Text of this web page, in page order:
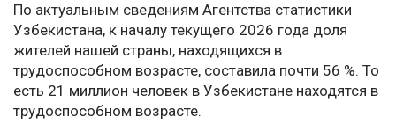
По актуальным сведениям Агентства статистики
Узбекистана, к началу текущего 2026 года доля
жителей нашей страны, находящихся в
трудоспособном возрасте, составила почти 56 %. То
есть 21 миллион человек в Узбекистане находятся в
трудоспособном возрасте.